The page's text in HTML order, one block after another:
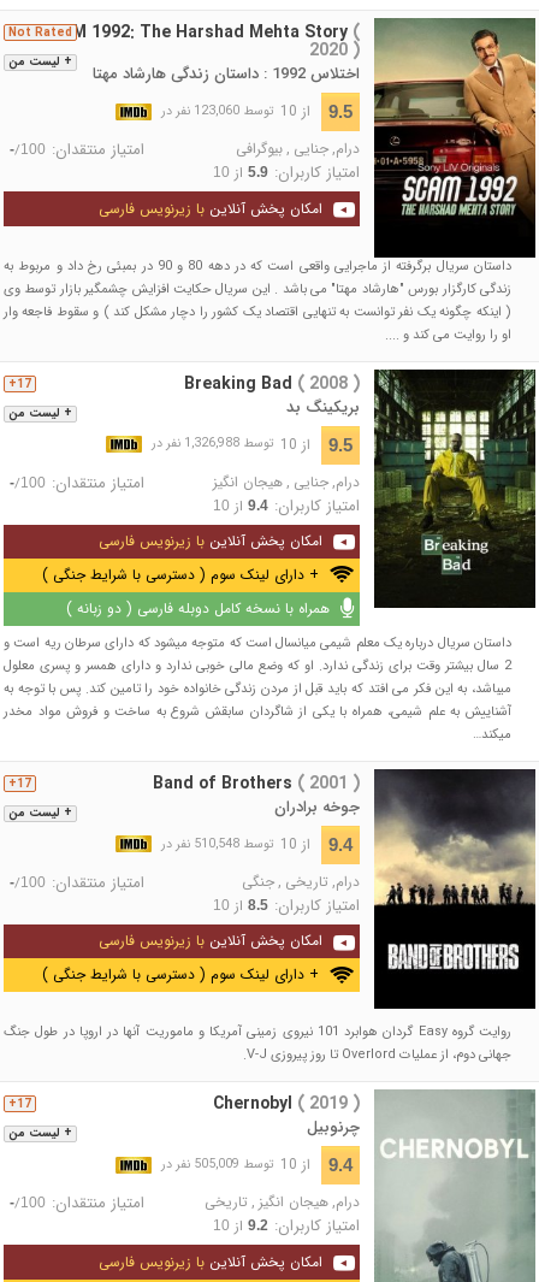
+ لیست من
Not RatedSCAM 1992: The Harshad Mehta Story (
2020 )
اختلاس 1992 : داستان زندگی هارشاد مهتا
9.5 از 10 توسط 123,060 نفر در
درام,جنایی ,بیوگرافی امتیاز منتقدان: -/100
امتیاز کاربران: 5.9از 10
امکان پخش آنلاین با زیرنویس فارسی
داستان سریال برگرفته از ماجرایی واقعی است که در دهه 80 و 90 در بمبئی رخ داد و مربوط به
زندگی کارگزار بورس "هارشاد مهتا" می باشد . این سریال حکایت افزایش چشمگیر بازار توسط وی
( اینکه چگونه یک نفر توانست به تنهایی اقتصاد یک کشور را دچار مشکل کند ) و سقوط فاجعه وار
او را روایت می کند و ....
+ لیست من
17+ Breaking Bad ( 2008 )
بریکینگ بد
9.5 از 10 توسط 1,326,988 نفر در
درام, جنایی , هیجان انگیز امتیاز منتقدان: -/100
امتیاز کاربران: 9.4از 10
امکان پخش آنلاین با زیرنویس فارسی
+ دارای لینک سوم ( دسترسی با شرایط جنگی )
همراه با نسخه کامل دوبله فارسی ( دو زبانه )
داستان سریال درباره یک معلم شیمی میانسال است که متوجه میشود که دارای سرطان ریه است و
2 سال بیشتر وقت برای زندگی ندارد. او که وضع مالی خوبی ندارد و دارای همسر و پسری معلول
میباشد، به این فکر می افتد که باید قبل از مردن زندگی خانواده خود را تامین کند. پس با توجه به
آشناییش به علم شیمی، همراه با یکی از شاگردان سابقش شروع به ساخت و فروش مواد مخدر
میکند…
+ لیست من
17+ Band of Brothers ( 2001 )
جوخه برادران
9.4 از 10 توسط 510,548 نفر در
درام, تاریخی ,جنگی امتیاز منتقدان: -/100
امتیاز کاربران: 8.5از 10
امکان پخش آنلاین با زیرنویس فارسی
+ دارای لینک سوم ( دسترسی با شرایط جنگی )
روایت گروه Easy گردان هوابرد 101 نیروی زمینی آمریکا و ماموریت آنها در اروپا در طول جنگ
جهانی دوم، از عملیات Overlord تا روز پیروزی V-J.
+ لیست من
17+ Chernobyl ( 2019 )
چرنوبیل
9.4 از 10 توسط 505,009 نفر در
درام,هیجان انگیز , تاریخی امتیاز منتقدان: -/100
امتیاز کاربران: 9.2از 10
امکان پخش آنلاین با زیرنویس فارسی